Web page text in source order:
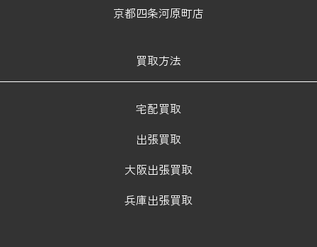
京都四条河原町店
買取方法
宅配買取
出張買取
大阪出張買取
兵庫出張買取